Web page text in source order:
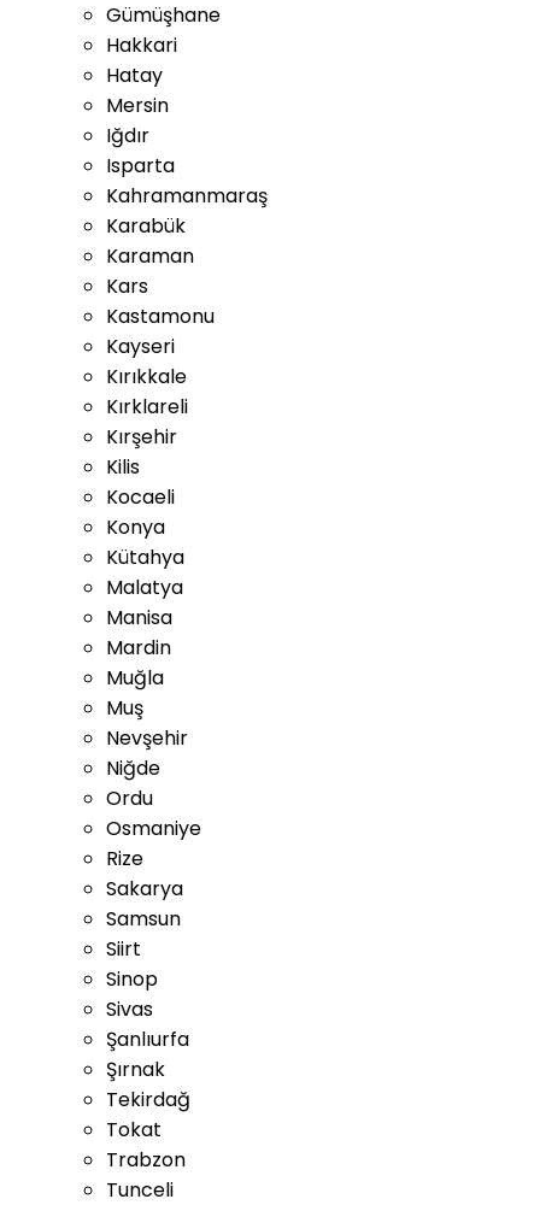
Gümüşhane
Hakkari
Hatay
Mersin
Iğdır
Isparta
Kahramanmaraş
Karabük
Karaman
Kars
Kastamonu
Kayseri
Kırıkkale
Kırklareli
Kırşehir
Kilis
Kocaeli
Konya
Kütahya
Malatya
Manisa
Mardin
Muğla
Muş
Nevşehir
Niğde
Ordu
Osmaniye
Rize
Sakarya
Samsun
Siirt
Sinop
Sivas
Şanlıurfa
Şırnak
Tekirdağ
Tokat
Trabzon
Tunceli